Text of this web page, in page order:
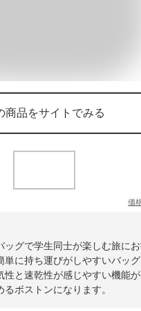
商品をサイトでみる
価
グで学生同士が楽しむ旅に
に持ち運びがしやすいバッ
と速乾性が感じやすい機能
ボストンになります。